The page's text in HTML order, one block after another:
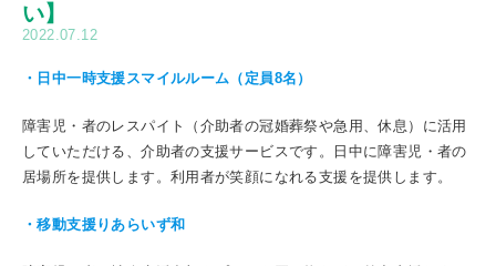
い】
2022.07.12
・日中一時支援スマイルルーム（定員8名）
障害児・者のレスパイト（介助者の冠婚葬祭や急用、休息）に活用
していただける、介助者の支援サービスです。日中に障害児・者の
居場所を提供します。利用者が笑顔になれる支援を提供します。
・移動支援りあらいず和